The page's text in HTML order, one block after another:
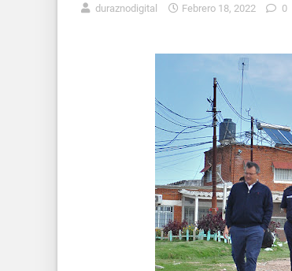
duraznodigital Febrero 18, 2022 0